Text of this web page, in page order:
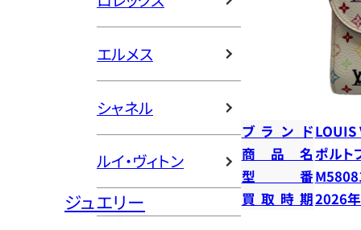
エルメス
シャネル
ルイ・ヴィトン
ジュエリー
ブランドLOUIS
商品名ポルト
型番
買取時期2026